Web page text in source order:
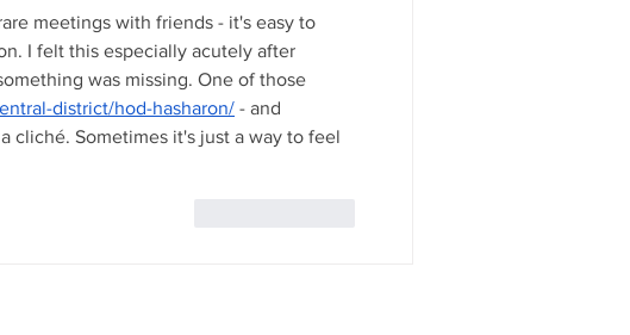
meetings with friends - it's easy to
I felt this especially acutely after
was missing. One of those
district/hod-hasharon/ - and
cliché. Sometimes it's just a way to feel